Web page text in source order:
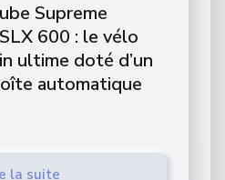
Supreme
600 : le vélo
ultime doté d’un
automatique
la suite